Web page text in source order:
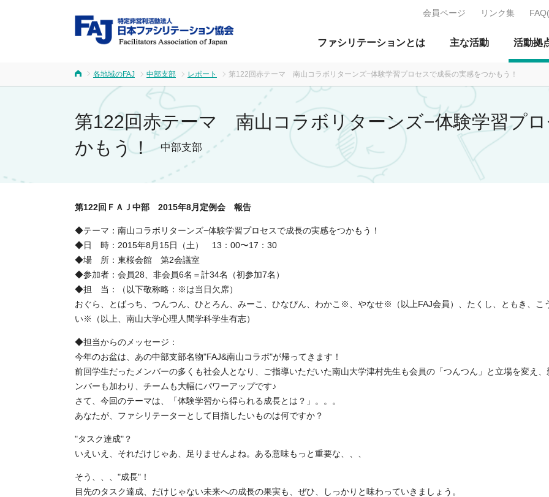
ファシリテーションとは 主な活動 活動拠
会員ページ リンク集
各地域のFAJ 中部支部 レポート 第122回赤テーマ 南山コラボリターンズ−体験学習プロセスで成長の実感をつかもう！
第122回赤テーマ 南山コラボリターンズ−体験学習プ
かもう！
中部支部
第122回ＦＡＪ中部 2015年8月定例会 報告
◆テーマ：南山コラボリターンズ−体験学習プロセスで成長の実感をつかもう！
◆日 時：2015年8月15日（土） 13：00〜17：30
◆場 所：東桜会館 第2会議室
◆参加者：会員28、非会員6名＝計34名（初参加7名）
◆担 当：（以下敬称略：※は当日欠席）
おぐら、とばっち、つんつん、ひとろん、みーこ、ひなぴん、わかこ※、やなせ※（以上FAJ会員）、たくし、ともき、こ
い※（以上、南山大学心理人間学科学生有志）
◆担当からのメッセージ：
今年のお盆は、あの中部支部名物"FAJ&南山コラボ"が帰ってきます！
前回学生だったメンバーの多くも社会人となり、ご指導いただいた南山大学津村先生も会員の「つんつん」と立場を変え、
ンバーも加わり、チームも大幅にパワーアップです♪
さて、今回のテーマは、「体験学習から得られる成長とは？」。。。
あなたが、ファシリテーターとして目指したいものは何ですか？
"タスク達成"？
いえいえ、それだけじゃあ、足りませんよね。ある意味もっと重要な、、、
そう、、、"成長"！
目先のタスク達成、だけじゃない未来への成長の果実も、ぜひ、しっかりと味わっていきましょう。